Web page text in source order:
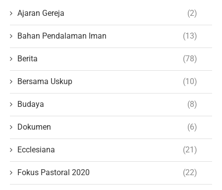
Ajaran Gereja (2)
Bahan Pendalaman Iman (13)
Berita (78)
Bersama Uskup (10)
Budaya (8)
Dokumen (6)
Ecclesiana (21)
Fokus Pastoral 2020 (22)